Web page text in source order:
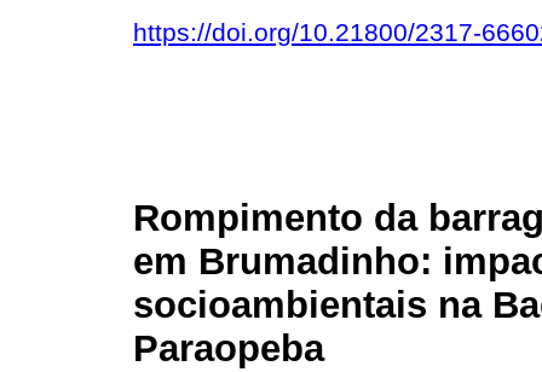
https://doi.org/10.21800/2317-
Rompimento da
em Brumadinho:
socioambientais na
Paraopeba